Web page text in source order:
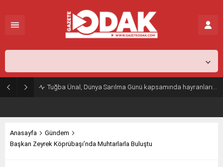
Tuğba Ünal, Dünya Sarılma Günü kapsamında hayranlarıyla buluştu
Anasayfa
Gündem
Başkan Zeyrek Köprübaşı’nda Muhtarlarla Buluştu